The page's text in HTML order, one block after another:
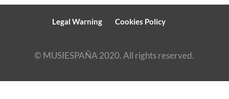
Legal Warning Cookies Policy
© MUSIESPAÑA 2020. All rights reserved.